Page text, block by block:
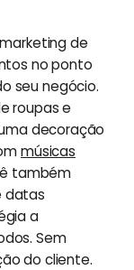
de
no ponto
seu negócio.
roupas e
decoração
músicas
também
datas
a
Sem
do cliente.